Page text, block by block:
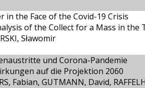
in the Face of the Covid-19 Crisis
of the Collect for a Mass in the
Sławomir
und Corona-Pandemie
auf die Projektion 2060
Fabian, GUTMANN, David,